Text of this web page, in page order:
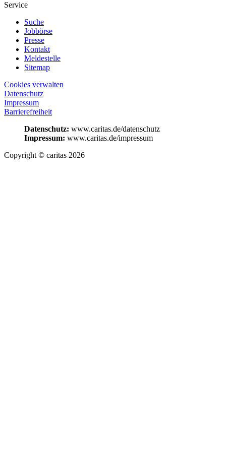
Service
Suche
Jobbörse
Presse
Kontakt
Meldestelle
Sitemap
Cookies verwalten
Datenschutz
Impressum
Barrierefreiheit
Datenschutz: www.caritas.de/datenschutz
Impressum: www.caritas.de/impressum
Copyright © caritas 2026